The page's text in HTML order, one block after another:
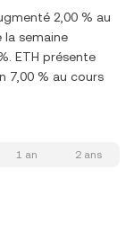
2,00 % au
la semaine
ETH présente
7,00 % au cours
1 an 2 ans